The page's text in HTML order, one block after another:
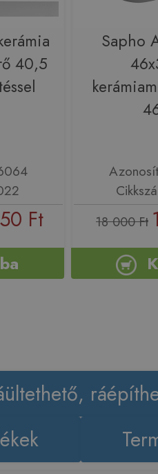
40,5
Ft
Sapho
18 000 Ft